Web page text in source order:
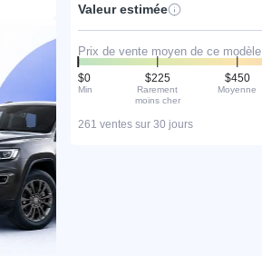
Valeur estimée
Prix de vente moyen de ce modèle
$0
Min
$225
Rarement
moins cher
$450
Moyenne
261 ventes sur 30 jours